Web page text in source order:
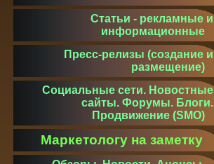
Статьи - рекламные и
информационные
Пресс-релизы (создание и
размещение)
Социальные сети. Новостные
сайты. Форумы. Блоги.
Продвижение (SMO)
Маркетологу на заметку